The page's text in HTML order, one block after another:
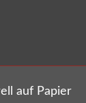
auf Papier